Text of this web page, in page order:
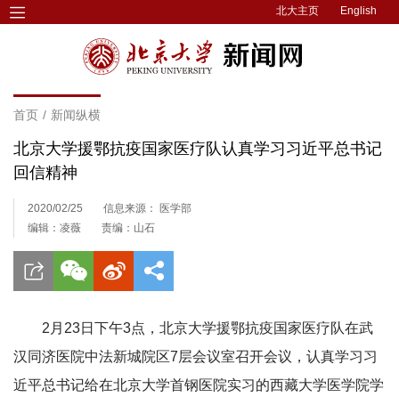
北大主页 English
首页 / 新闻纵横
北京大学援鄂抗疫国家医疗队认真学习习近平总书记
回信精神
2020/02/25
信息来源： 医学部
编辑：凌薇
责编：山石
2月23日下午3点，北京大学援鄂抗疫国家医疗队在武
汉同济医院中法新城院区7层会议室召开会议，认真学习习
近平总书记给在北京大学首钢医院实习的西藏大学医学院学